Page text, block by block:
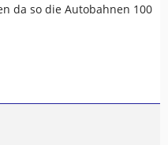
da so die Autobahnen 100